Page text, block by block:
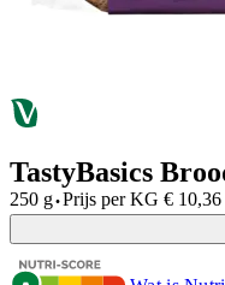
TastyBasics
250 g·Prijs per KG € 10,36